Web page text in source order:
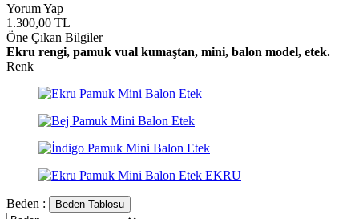
Yorum Yap
1.300,00 TL
Öne Çıkan Bilgiler
Ekru rengi, pamuk vual kumaştan, mini, balon model, etek.
Renk
Beden : Beden Tablosu